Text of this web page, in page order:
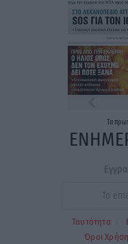
Τα
Ταυτότητα
Όροι